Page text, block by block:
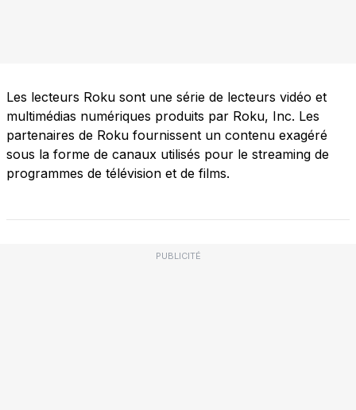
Les lecteurs Roku sont une série de lecteurs vidéo et
multimédias numériques produits par Roku, Inc. Les
partenaires de Roku fournissent un contenu exagéré
sous la forme de canaux utilisés pour le streaming de
programmes de télévision et de films.
PUBLICITÉ